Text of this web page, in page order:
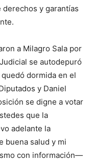
y garantías
a Milagro Sala por
se autodepuró
dormida en el
y Daniel
se digne a votar
que la
adelante la
buena salud y mi
con información—